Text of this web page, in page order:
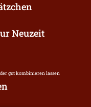
Neuzeit
gut kombinieren lassen